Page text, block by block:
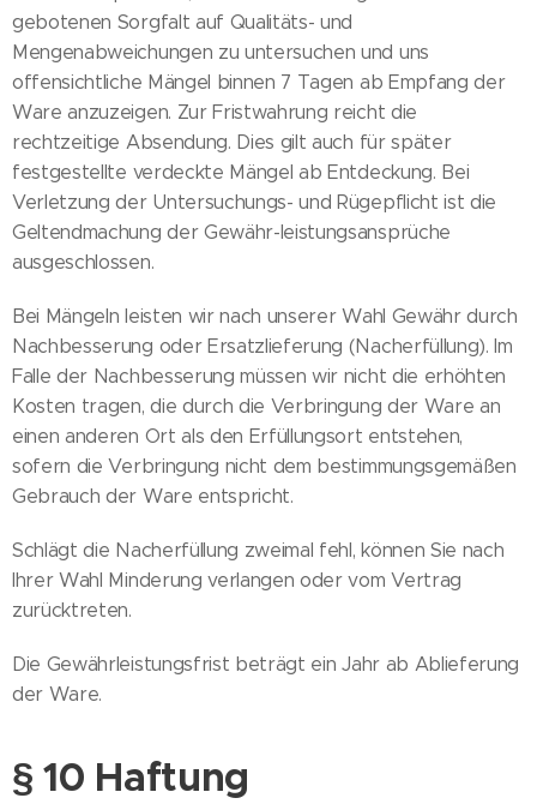
gebotenen Sorgfalt auf Qualitäts- und
Mengenabweichungen zu untersuchen und uns
offensichtliche Mängel binnen 7 Tagen ab Empfang der
Ware anzuzeigen. Zur Fristwahrung reicht die
rechtzeitige Absendung. Dies gilt auch für später
festgestellte verdeckte Mängel ab Entdeckung. Bei
Verletzung der Untersuchungs- und Rügepflicht ist die
Geltendmachung der Gewähr-leistungsansprüche
ausgeschlossen.
Bei Mängeln leisten wir nach unserer Wahl Gewähr durch
Nachbesserung oder Ersatzlieferung (Nacherfüllung). Im
Falle der Nachbesserung müssen wir nicht die erhöhten
Kosten tragen, die durch die Verbringung der Ware an
einen anderen Ort als den Erfüllungsort entstehen,
sofern die Verbringung nicht dem bestimmungsgemäßen
Gebrauch der Ware entspricht.
Schlägt die Nacherfüllung zweimal fehl, können Sie nach
Ihrer Wahl Minderung verlangen oder vom Vertrag
zurücktreten.
Die Gewährleistungsfrist beträgt ein Jahr ab Ablieferung
der Ware.
§ 10 Haftung